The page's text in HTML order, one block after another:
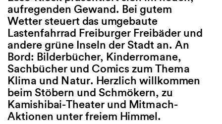
aufregenden Gewand. Bei gutem
Wetter steuert das umgebaute
Lastenfahrrad Freiburger Freibäder und
andere grüne Inseln der Stadt an. An
Bord: Bilderbücher, Kinderromane,
Sachbücher und Comics zum Thema
Klima und Natur. Herzlich willkommen
beim Stöbern und Schmökern, zu
Kamishibai-Theater und Mitmach-
Aktionen unter freiem Himmel.
der „Dunbridge Academy“
Publikum. Ihre Romane
Liebe, Freundschaft,
den Herausforderungen des
Erwachsenwerdens. Im
gibt Sprinz Einblicke in ihre
spricht mit Julia Kniep (dtv)
Weertje Willms und
vom Deutschen Seminar
Freiburg über ihr Werk, die
überzeugt,
aufgeben!
Norwegen?
Rike Drust
Palmtag
einer
und machen
Bilderbücher